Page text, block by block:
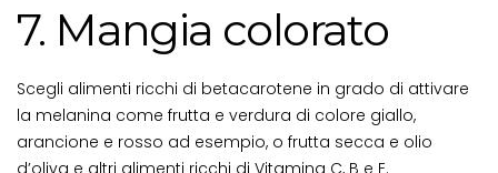
7. Mangia colorato
Scegli alimenti ricchi di betacarotene in grado di attivare
la melanina come frutta e verdura di colore giallo,
arancione e rosso ad esempio, o frutta secca e olio
d’oliva e altri alimenti ricchi di Vitamina C, B e E.